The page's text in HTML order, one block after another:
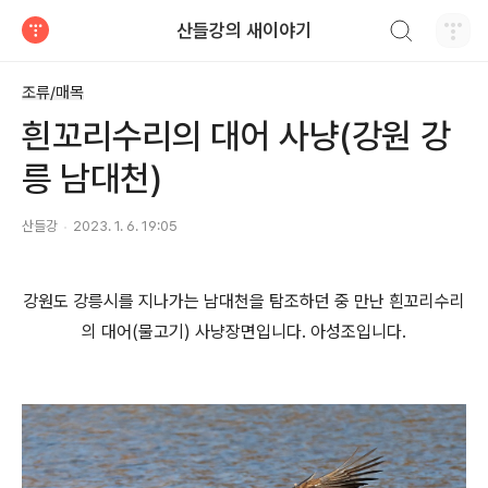
산들강의 새이야기
조류/매목
흰꼬리수리의 대어 사냥(강원 강
릉 남대천)
산들강 2023. 1. 6. 19:05
강원도 강릉시를 지나가는 남대천을 탐조하던 중 만난 흰꼬리수리
의 대어(물고기) 사냥장면입니다. 아성조입니다.